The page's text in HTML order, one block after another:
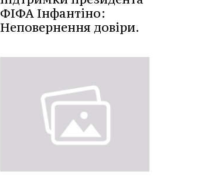
ФІФА Інфантіно:
Неповернення довіри.